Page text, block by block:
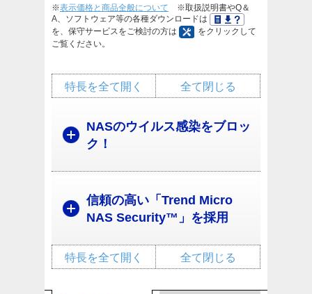
※表示価格と商品全般について ※取扱説明書やQ＆
A、ソフトウェア等の各種ダウンロードは
を、保守サービスをご検討の方は
をクリックして
ご覧ください。
全て閉じる
特長を全て開く
NASのウイルス感染をブロッ
ク！
信頼の高い「Trend Micro
NAS Security™」を採用
全て閉じる
特長を全て開く